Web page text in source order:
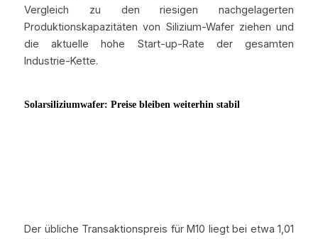
Vergleich zu den riesigen nachgelagerten
Produktionskapazitäten von Silizium-Wafer ziehen und
die aktuelle hohe Start-up-Rate der gesamten
Industrie-Kette.
Der übliche Transaktionspreis für M10 liegt bei etwa 1,01